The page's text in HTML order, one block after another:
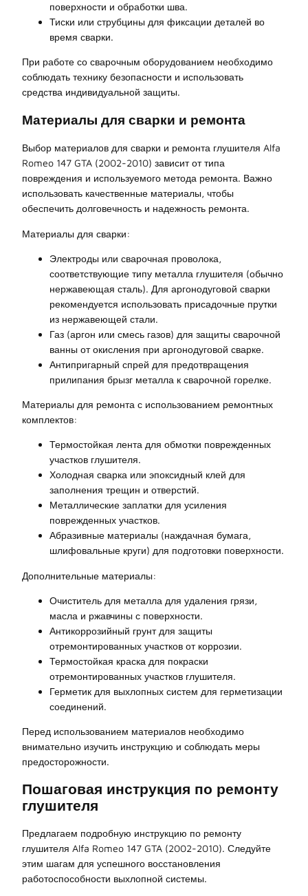
поверхности и обработки шва.
Тиски или струбцины для фиксации деталей во
время сварки.
При работе со сварочным оборудованием необходимо
соблюдать технику безопасности и использовать
средства индивидуальной защиты.
Материалы для сварки и ремонта
Выбор материалов для сварки и ремонта глушителя Alfa
Romeo 147 GTA (2002-2010) зависит от типа
повреждения и используемого метода ремонта. Важно
использовать качественные материалы, чтобы
обеспечить долговечность и надежность ремонта.
Материалы для сварки:
Электроды или сварочная проволока,
соответствующие типу металла глушителя (обычно
нержавеющая сталь). Для аргонодуговой сварки
рекомендуется использовать присадочные прутки
из нержавеющей стали.
Газ (аргон или смесь газов) для защиты сварочной
ванны от окисления при аргонодуговой сварке.
Антипригарный спрей для предотвращения
прилипания брызг металла к сварочной горелке.
Материалы для ремонта с использованием ремонтных
комплектов:
Термостойкая лента для обмотки поврежденных
участков глушителя.
Холодная сварка или эпоксидный клей для
заполнения трещин и отверстий.
Металлические заплатки для усиления
поврежденных участков.
Абразивные материалы (наждачная бумага,
шлифовальные круги) для подготовки поверхности.
Дополнительные материалы:
Очиститель для металла для удаления грязи,
масла и ржавчины с поверхности.
Антикоррозийный грунт для защиты
отремонтированных участков от коррозии.
Термостойкая краска для покраски
отремонтированных участков глушителя.
Герметик для выхлопных систем для герметизации
соединений.
Перед использованием материалов необходимо
внимательно изучить инструкцию и соблюдать меры
предосторожности.
Пошаговая инструкция по ремонту
глушителя
Предлагаем подробную инструкцию по ремонту
глушителя Alfa Romeo 147 GTA (2002-2010). Следуйте
этим шагам для успешного восстановления
работоспособности выхлопной системы.